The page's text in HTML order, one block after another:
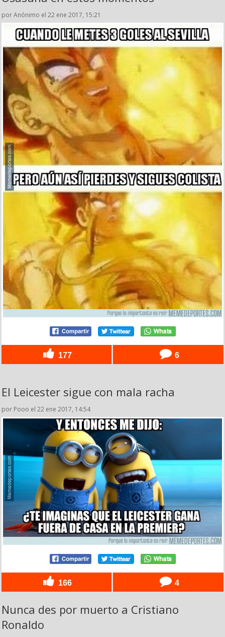
por Anónimo el 22 ene 2017, 15:21
177 6
El Leicester sigue con mala racha
por Pooo el 22 ene 2017, 14:54
166 4
Nunca des por muerto a Cristiano
Ronaldo